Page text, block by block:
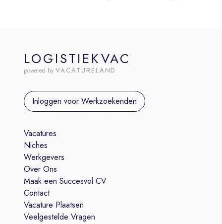
LOGISTIEKVAC
powered by VACATURELAND
Inloggen voor Werkzoekenden
Vacatures
Niches
Werkgevers
Over Ons
Maak een Succesvol CV
Contact
Vacature Plaatsen
Veelgestelde Vragen